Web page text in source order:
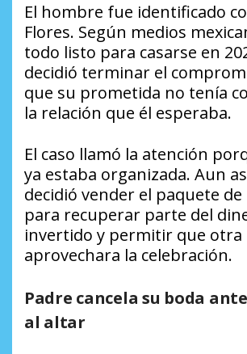
El hombre fue identificado
Flores. Según medios
todo listo para casarse en
decidió terminar el
que su prometida no tenía
la relación que él esperaba.
El caso llamó la atención
ya estaba organizada. Aun
decidió vender el paquete de
para recuperar parte del
invertido y permitir que otra
aprovechara la celebración.
Padre cancela su boda
al altar